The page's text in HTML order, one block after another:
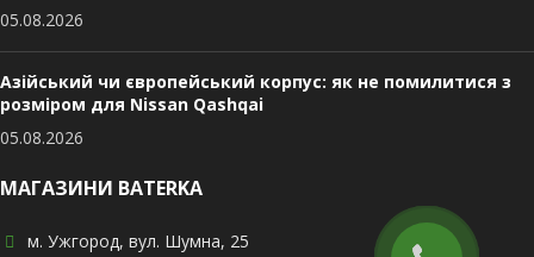
05.08.2026
Азійський чи європейський корпус: як не помилитися з
розміром для Nissan Qashqai
05.08.2026
МАГАЗИНИ BATERKA
м. Ужгород, вул. Шумна, 25